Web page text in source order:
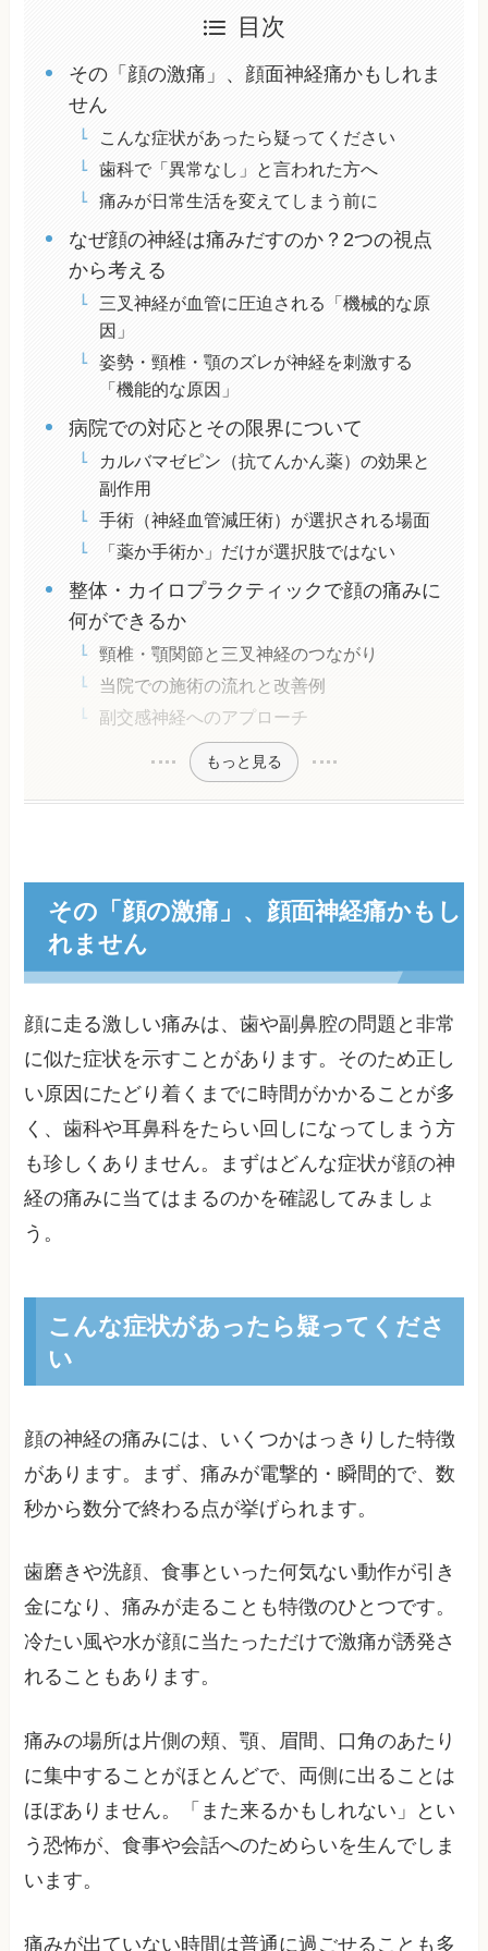
目次
その「顔の激痛」、顔面神経痛かもしれま
せん
こんな症状があったら疑ってください
歯科で「異常なし」と言われた方へ
痛みが日常生活を変えてしまう前に
なぜ顔の神経は痛みだすのか？2つの視点
から考える
三叉神経が血管に圧迫される「機械的な原
因」
姿勢・頸椎・顎のズレが神経を刺激する
「機能的な原因」
病院での対応とその限界について
カルバマゼピン（抗てんかん薬）の効果と
副作用
手術（神経血管減圧術）が選択される場面
「薬か手術か」だけが選択肢ではない
整体・カイロプラクティックで顔の痛みに
何ができるか
頸椎・顎関節と三叉神経のつながり
当院での施術の流れと改善例
副交感神経へのアプローチ
もっと見る
その「顔の激痛」、顔面神経痛かもし
れません
顔に走る激しい痛みは、歯や副鼻腔の問題と非常
に似た症状を示すことがあります。そのため正し
い原因にたどり着くまでに時間がかかることが多
く、歯科や耳鼻科をたらい回しになってしまう方
も珍しくありません。まずはどんな症状が顔の神
経の痛みに当てはまるのかを確認してみましょ
う。
こんな症状があったら疑ってくださ
い
顔の神経の痛みには、いくつかはっきりした特徴
があります。まず、痛みが電撃的・瞬間的で、数
秒から数分で終わる点が挙げられます。
歯磨きや洗顔、食事といった何気ない動作が引き
金になり、痛みが走ることも特徴のひとつです。
冷たい風や水が顔に当たっただけで激痛が誘発さ
れることもあります。
痛みの場所は片側の頬、顎、眉間、口角のあたり
に集中することがほとんどで、両側に出ることは
ほぼありません。「また来るかもしれない」とい
う恐怖が、食事や会話へのためらいを生んでしま
います。
痛みが出ていない時間は普通に過ごせることも多